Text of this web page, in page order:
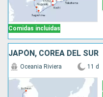
Comidas incluidas
JAPÓN, COREA DEL SUR
Oceania Riviera 11 d